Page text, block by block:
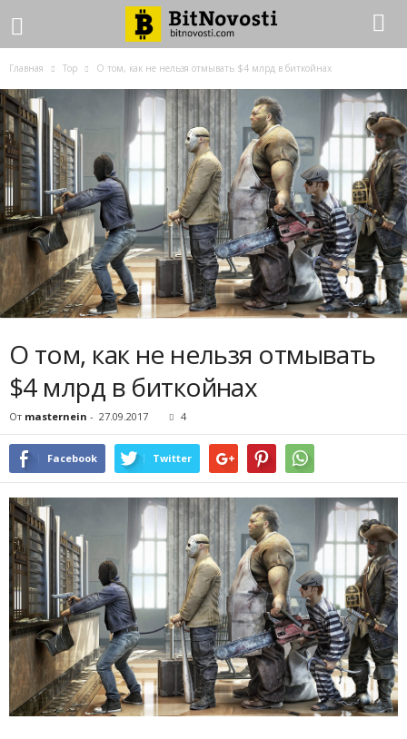
Главная Top О том, как не нельзя отмывать $4 млрд в биткойнах
О том, как не нельзя отмывать
$4 млрд в биткойнах
От masternein - 27.09.2017 4
Facebook Twitter